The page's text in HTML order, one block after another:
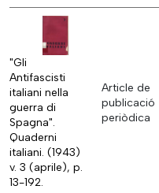
"Gli
Antifascisti
italiani nella
guerra di
Spagna".
Quaderni
italiani. (1943)
v. 3 (aprile), p.
13-192.
Article de
publicació
periòdica